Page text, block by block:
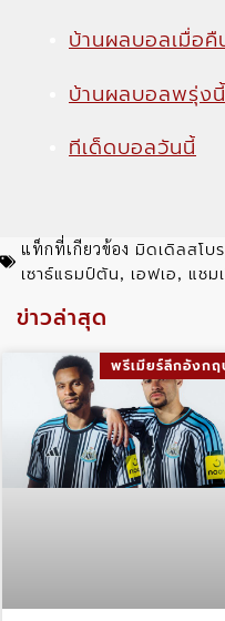
บ้านผลบอลเมื่อ
บ้านผลบอลพรุ่ง
ทีเด็ดบอลวันนี้
แท็กที่เกียวข้อง มิดเดิลสโบ
เซาธ์แธมป์ตัน เอฟเอ แชม
ข่าวล่าสุด
พรีเมียร์ลีกอังกฤ